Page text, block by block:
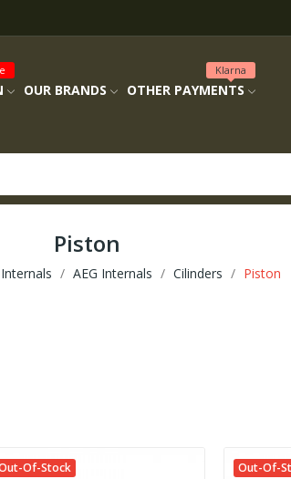
OUR BRANDS OTHER PAYMENTS
Klarna
Piston
Internals AEG Internals Cilinders Piston
Of-Stock Out-Of-